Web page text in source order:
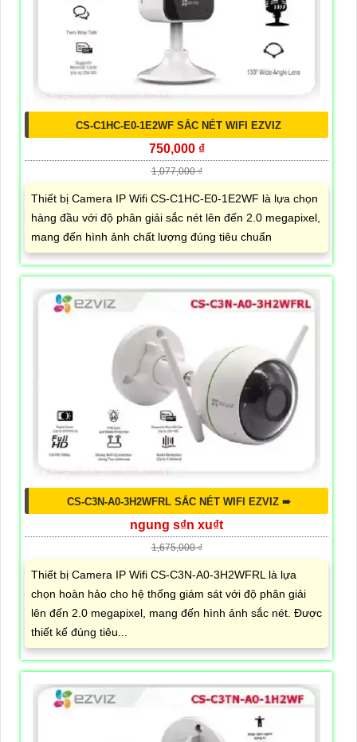
CS-C1HC-E0-1E2WF SẮC NÉT WIFI EZVIZ
750,000 ₫
1,077,000 ₫
Thiết bị Camera IP Wifi CS-C1HC-E0-1E2WF là lựa chọn
hàng đầu với độ phân giải sắc nét lên đến 2.0 megapixel,
mang đến hình ảnh chất lượng đúng tiêu chuẩn
CS-C3N-A0-3H2WFRL SẮC NÉT WIFI EZVIZ ➠
ngung s₫n xu₫t
1,675,000 ₫
Thiết bị Camera IP Wifi CS-C3N-A0-3H2WFRL là lựa
chọn hoàn hảo cho hệ thống giám sát với độ phân giải
lên đến 2.0 megapixel, mang đến hình ảnh sắc nét. Được
thiết kế đúng tiêu...